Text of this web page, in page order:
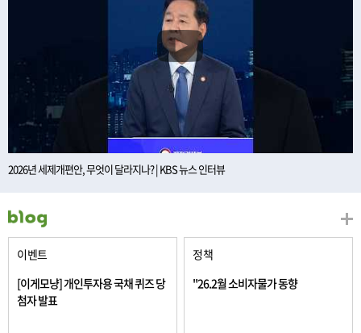
2026년 세제개편안, 무엇이 달라지나? | KBS 뉴스 인터뷰
이벤트
[이게모냥] 개인투자용 국채 퀴즈 당
첨자 발표
정책
"26.2월 소비자물가 동향